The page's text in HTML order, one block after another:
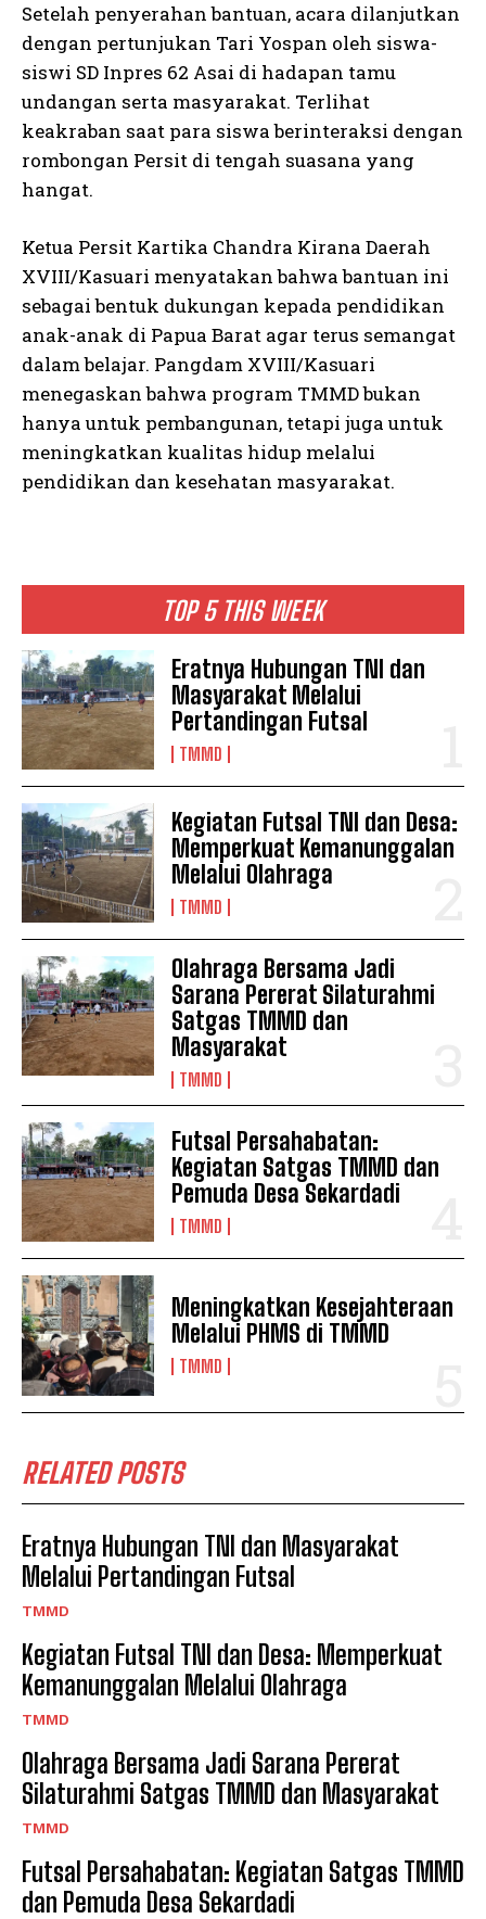
TOP 5 THIS WEEK
Eratnya Hubungan TNI dan
Masyarakat Melalui
Pertandingan Futsal
TMMD
Kegiatan Futsal TNI dan Desa:
Memperkuat Kemanunggalan
Melalui Olahraga
TMMD
Olahraga Bersama Jadi
Sarana Pererat Silaturahmi
Satgas TMMD dan
Masyarakat
TMMD
Futsal Persahabatan:
Kegiatan Satgas TMMD dan
Pemuda Desa Sekardadi
TMMD
Meningkatkan Kesejahteraan
Melalui PHMS di TMMD
TMMD
RELATED POSTS
Eratnya Hubungan TNI dan Masyarakat
Melalui Pertandingan Futsal
TMMD
Kegiatan Futsal TNI dan Desa: Memperkuat
Kemanunggalan Melalui Olahraga
TMMD
Olahraga Bersama Jadi Sarana Pererat
Silaturahmi Satgas TMMD dan Masyarakat
TMMD
Futsal Persahabatan: Kegiatan Satgas TMMD
dan Pemuda Desa Sekardadi
Setelah penyerahan bantuan, acara dilanjutkan
dengan pertunjukan Tari Yospan oleh siswa-
siswi SD Inpres 62 Asai di hadapan tamu
undangan serta masyarakat. Terlihat
keakraban saat para siswa berinteraksi dengan
rombongan Persit di tengah suasana yang
hangat.
Ketua Persit Kartika Chandra Kirana Daerah
XVIII/Kasuari menyatakan bahwa bantuan ini
sebagai bentuk dukungan kepada pendidikan
anak-anak di Papua Barat agar terus semangat
dalam belajar. Pangdam XVIII/Kasuari
menegaskan bahwa program TMMD bukan
hanya untuk pembangunan, tetapi juga untuk
meningkatkan kualitas hidup melalui
pendidikan dan kesehatan masyarakat.